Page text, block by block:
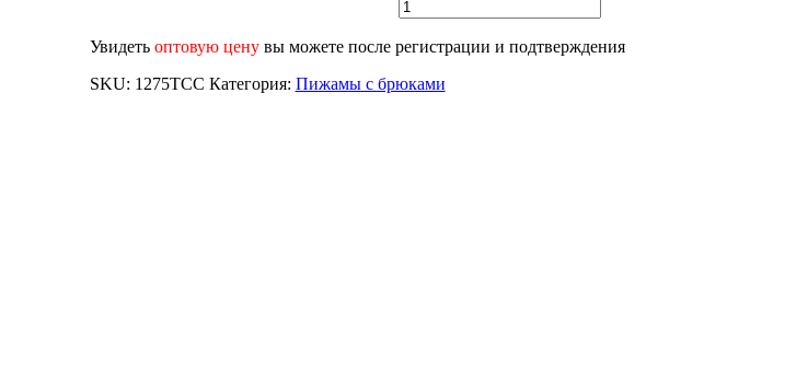
Увидеть оптовую ценувы можете после регистрации и подтверждения
SKU: 1275TCC Категория: Пижамы с брюками